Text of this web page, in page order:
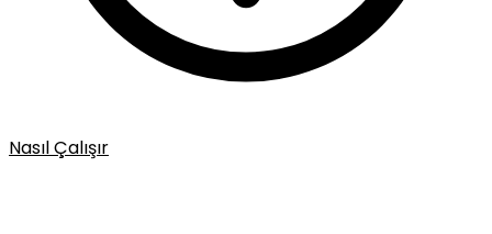
Nasıl Çalışır